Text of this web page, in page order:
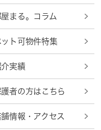
まる。コラム
ット可物件特集
介実績
者の方はこちら
舗情報・アクセス